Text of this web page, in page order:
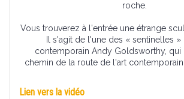
roche.
Vous trouverez à l'entrée une étrange
Il s'agit de l'une des « sentinelles
contemporain Andy Goldsworthy, qui
chemin de la route de l'art
Lien vers la vidéo